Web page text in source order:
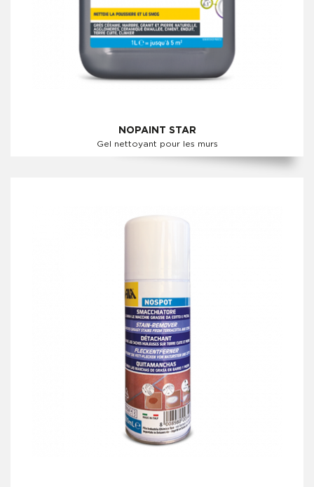
NOPAINT STAR
Gel nettoyant pour les murs